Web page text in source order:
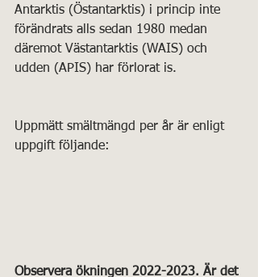
Antarktis (Östantarktis) i princip inte
förändrats alls sedan 1980 medan
däremot Västantarktis (WAIS) och
udden (APIS) har förlorat is.
Uppmätt smältmängd per år är enligt
uppgift följande:
Observera ökningen 2022-2023. Är det